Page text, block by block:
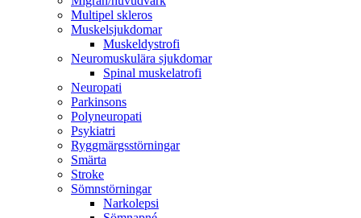
Multipel skleros
Muskelsjukdomar
Muskeldystrofi
Neuromuskulära sjukdomar
Spinal muskelatrofi
Neuropati
Parkinsons
Polyneuropati
Psykiatri
Ryggmärgsstörningar
Smärta
Stroke
Sömnstörningar
Narkolepsi